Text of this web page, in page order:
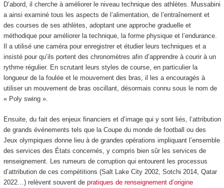
D’abord, il cherche à améliorer le niveau technique des athlètes. Mussabini
a ainsi examiné tous les aspects de l’alimentation, de l’entraînement et
des courses de ses athlètes, adoptant une approche graduelle et
méthodique pour améliorer la technique, la forme physique et l’endurance.
Il a utilisé une caméra pour enregistrer et étudier leurs techniques et a
insisté pour qu’ils portent des chronomètres afin d’apprendre à courir à un
rythme régulier. En scrutant leurs styles de course, en particulier la
longueur de la foulée et le mouvement des bras, il les a encouragés à
utiliser un mouvement de bras oscillant, désormais connu sous le nom de
« Poly swing ».
Ensuite, du fait des enjeux financiers et d’image qui y sont liés, l’attribution
de grands événements tels que la Coupe du monde de football ou des
Jeux olympiques donne lieu à de grandes opérations impliquant l’ensemble
des services des États concernés, y compris bien sûr les services de
renseignement. Les rumeurs de corruption qui entourent les processus
d’attribution de ces compétitions (Salt Lake City 2002, Sotchi 2014, Qatar
2022…) relèvent souvent de pratiques de renseignement d’origine